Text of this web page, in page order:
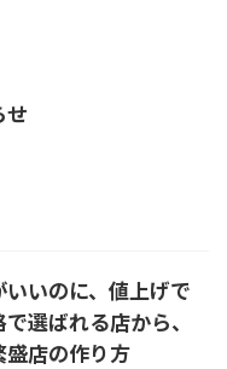
せ
いいのに、値上げで
選ばれる店から、
店の作り方